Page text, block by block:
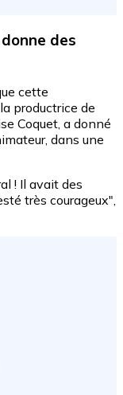
des
cette
productrice de
Coquet, a donné
dans une
! Il avait des
très courageux",